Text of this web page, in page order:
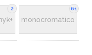
2 61
monocromatico